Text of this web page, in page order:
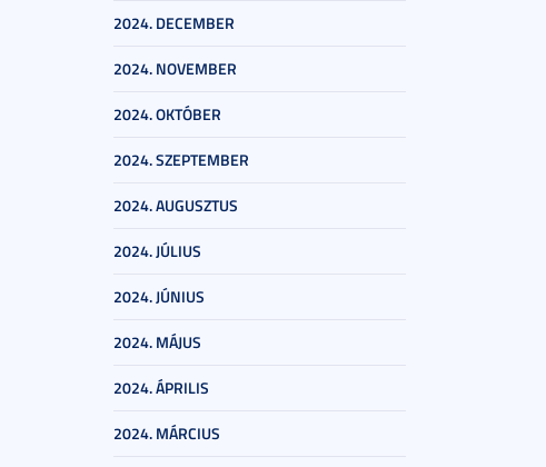
2024. DECEMBER
2024. NOVEMBER
2024. OKTÓBER
2024. SZEPTEMBER
2024. AUGUSZTUS
2024. JÚLIUS
2024. JÚNIUS
2024. MÁJUS
2024. ÁPRILIS
2024. MÁRCIUS